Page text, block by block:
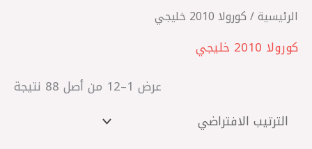
الرئيسية/ كورولا 2010 خليجي
كورولا 2010 خليجي
عرض 1–12 من أصل 88 نتيجة